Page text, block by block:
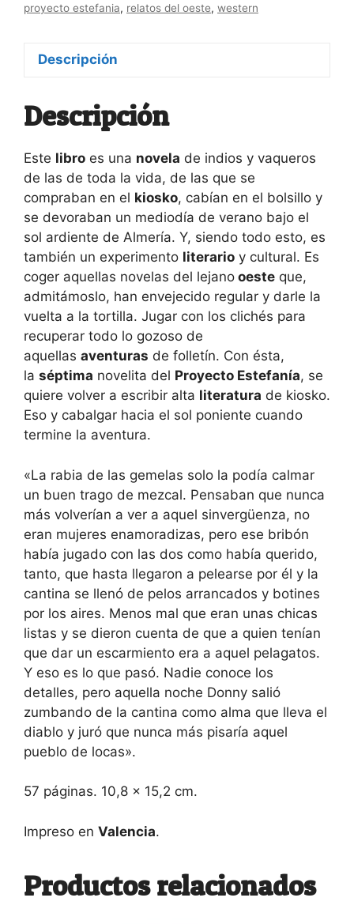
proyecto estefania, relatos del oeste, western
Descripción
Descripción
Este libro es una novela de indios y vaqueros
de las de toda la vida, de las que se
compraban en el kiosko, cabían en el bolsillo y
se devoraban un mediodía de verano bajo el
sol ardiente de Almería. Y, siendo todo esto, es
también un experimento literario y cultural. Es
coger aquellas novelas del lejano oeste que,
admitámoslo, han envejecido regular y darle la
vuelta a la tortilla. Jugar con los clichés para
recuperar todo lo gozoso de
aquellas aventuras de folletín. Con ésta,
la séptima novelita del Proyecto Estefanía, se
quiere volver a escribir alta literatura de kiosko.
Eso y cabalgar hacia el sol poniente cuando
termine la aventura.
«La rabia de las gemelas solo la podía calmar
un buen trago de mezcal. Pensaban que nunca
más volverían a ver a aquel sinvergüenza, no
eran mujeres enamoradizas, pero ese bribón
había jugado con las dos como había querido,
tanto, que hasta llegaron a pelearse por él y la
cantina se llenó de pelos arrancados y botines
por los aires. Menos mal que eran unas chicas
listas y se dieron cuenta de que a quien tenían
que dar un escarmiento era a aquel pelagatos.
Y eso es lo que pasó. Nadie conoce los
detalles, pero aquella noche Donny salió
zumbando de la cantina como alma que lleva el
diablo y juró que nunca más pisaría aquel
pueblo de locas».
57 páginas. 10,8 x 15,2 cm.
Impreso en Valencia.
Productos relacionados